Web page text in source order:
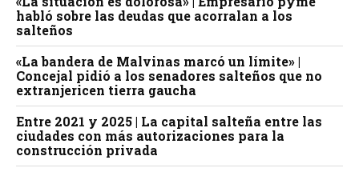
habló sobre las deudas que acorralan a los
salteños
«La bandera de Malvinas marcó un límite» |
Concejal pidió a los senadores salteños que no
extranjericen tierra gaucha
Entre 2021 y 2025 | La capital salteña entre las
ciudades con más autorizaciones para la
construcción privada